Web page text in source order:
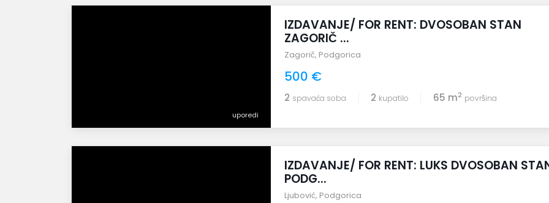
uporedi
IZDAVANJE/ FOR RENT: DVOSOBAN STAN
ZAGORIČ ...
Zagorič, Podgorica
500 €
2 spavaća soba 2 kupatilo 65 m2 površina
IZDAVANJE/ FOR RENT: LUKS DVOSOBAN
PODG...
Ljubović, Podgorica